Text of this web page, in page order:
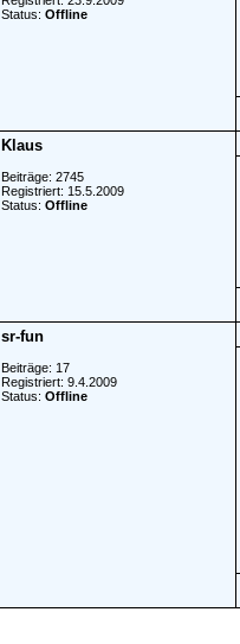
Status: Offline
Klaus
Beiträge: 2745
Registriert: 15.5.2009
Status: Offline
sr-fun
Beiträge: 17
Registriert: 9.4.2009
Status: Offline